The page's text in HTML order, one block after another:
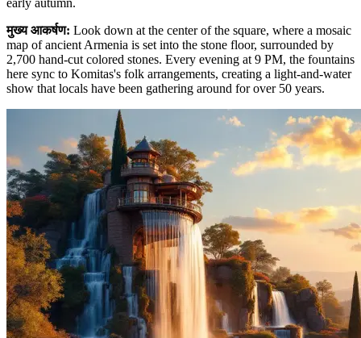
early autumn.
मुख्य आकर्षण: Look down at the center of the square, where a mosaic
map of ancient Armenia is set into the stone floor, surrounded by
2,700 hand-cut colored stones. Every evening at 9 PM, the fountains
here sync to Komitas's folk arrangements, creating a light-and-water
show that locals have been gathering around for over 50 years.